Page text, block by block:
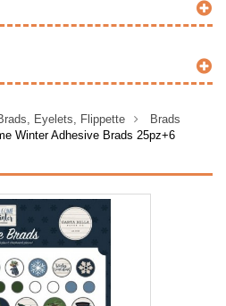
Eyelets, Flippette >
Brads
Winter Adhesive Brads 25pz+6